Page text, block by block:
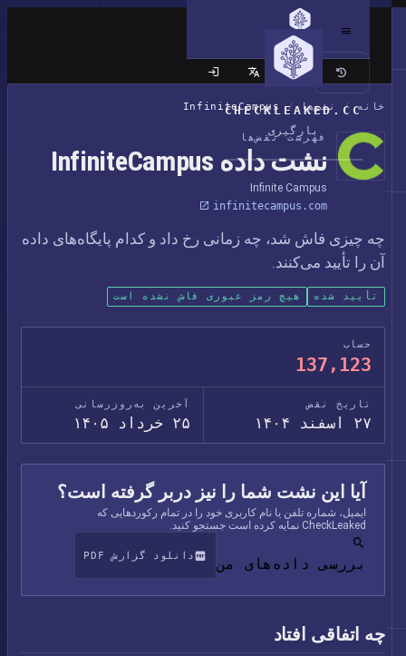
CHECKLEAKED.CC
بارگیری
سایت کلاسیک
خانه / نقض‌ها /
InfiniteCampus
فهرست نقض‌ها
نشت داده InfiniteCampus
Infinite Campus
infinitecampus.com
چه چیزی فاش شد، چه زمانی رخ داد و کدام پایگاه‌های داده
آن را تأیید می‌کنند.
تأیید شده هیچ رمز عبوری فاش نشده است
حساب
137,123
تاریخ نقض
۲۷ اسفند ۱۴۰۴
آخرین به‌روزرسانی
۲۵ خرداد ۱۴۰۵
آیا این نشت شما را نیز دربر گرفته است؟
ایمیل، شماره تلفن یا نام کاربری خود را در تمام رکوردهایی که
CheckLeaked نمایه کرده است جستجو کنید.
بررسی داده‌های من دانلود گزارش PDF
چه اتفاقی افتاد